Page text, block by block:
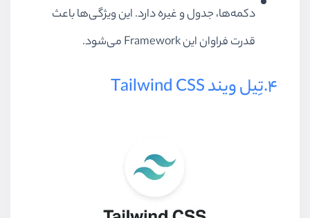
دکمه‌ها، جدول و غیره دارد. این ویژگی‌ها باعث
قدرت فراوان این Framework می‌شود.
4.تِیل ویند Tailwind CSS